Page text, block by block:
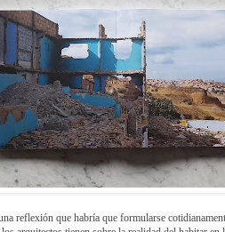
reflexión que habría que formularse